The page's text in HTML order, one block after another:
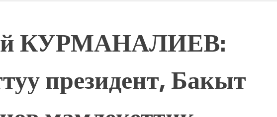
КЕМПИР”: ҮМҮТТҮН ТҮБӨЛҮК СИМВОЛУ
эң ири музыкалуу фонтанды көрүү үчүн
КАСАБОЛОТОВ: “Уңгужол” темадагы
КУРМАНАЛИЕВ:
президент, Бакыт